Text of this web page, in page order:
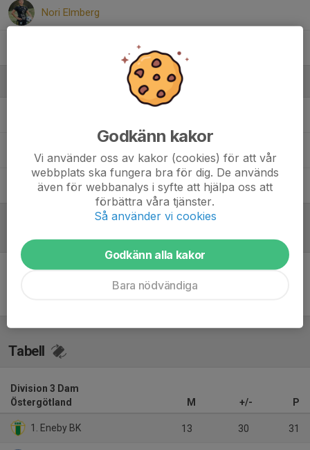
Nori Elmberg
Kontaktledare Dam U
Stefan LundqvistLedare
Referat
Inget referat skrivet
Tabell
Division 3 Dam
Östergötland
M +/- P
1. Eneby BK 13 30 31
Godkänn kakor
Vi använder oss av kakor (cookies) för att vår
webbplats ska fungera bra för dig. De används
även för webbanalys i syfte att hjälpa oss att
förbättra våra tjänster.
Så använder vi cookies
Godkänn alla kakor
Bara nödvändiga